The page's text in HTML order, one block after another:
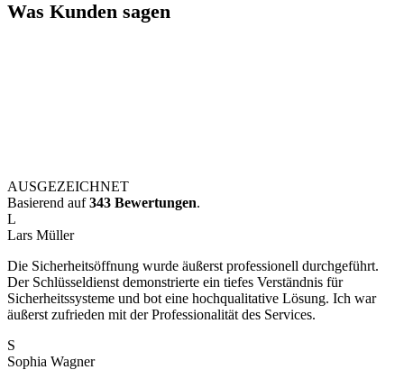
Was Kunden sagen
AUSGEZEICHNET
Basierend auf343 Bewertungen.
L
Lars Müller
Die Sicherheitsöffnung wurde äußerst professionell durchgeführt.
Der Schlüsseldienst demonstrierte ein tiefes Verständnis für
Sicherheitssysteme und bot eine hochqualitative Lösung. Ich war
äußerst zufrieden mit der Professionalität des Services.
S
Sophia Wagner